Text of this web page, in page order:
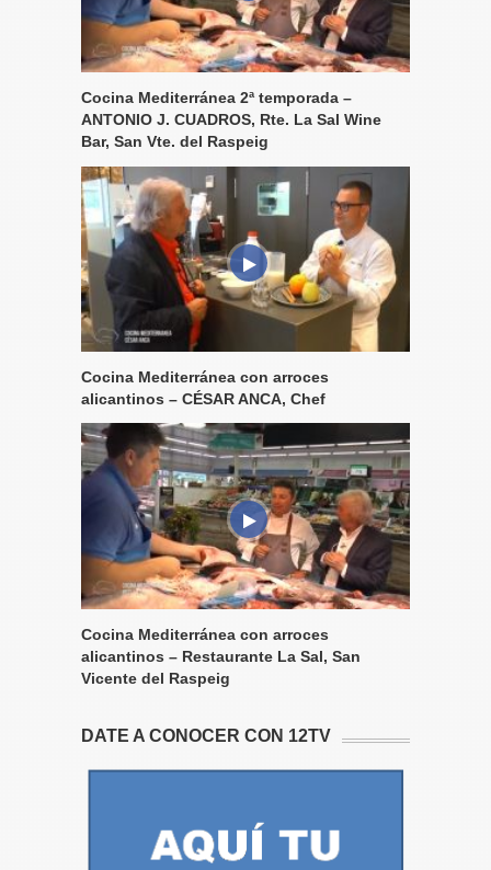
Cocina Mediterránea 2ª temporada –
ANTONIO J. CUADROS, Rte. La Sal Wine
Bar, San Vte. del Raspeig
Cocina Mediterránea con arroces
alicantinos – CÉSAR ANCA, Chef
Cocina Mediterránea con arroces
alicantinos – Restaurante La Sal, San
Vicente del Raspeig
DATE A CONOCER CON 12TV